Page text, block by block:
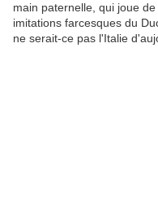
main paternelle, qui joue
imitations farcesques du
ne serait-ce pas l'Italie